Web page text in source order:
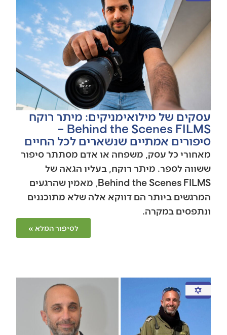
עסקים של מילואימניקים: מיתר רוקח
Behind the Scenes FILMS –
סיפורים אמתיים שנשארים לכל החיים
מאחורי כל עסק, משפחה או אדם מסתתר סיפור
ששווה לספר. מיתר רוקח, בעליו הגאה של
Behind the Scenes FILMS, מאמין שהרגעים
המרגשים ביותר הם דווקא אלה שלא מתוכננים
ונתפסים במקרה.
לסיפור המלא »